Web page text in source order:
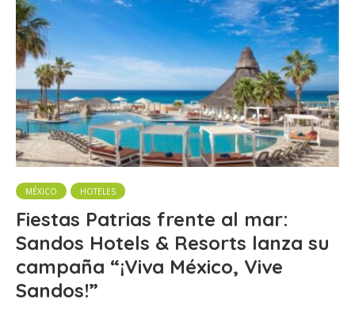
MÉXICO HOTELES
Fiestas Patrias frente al mar:
Sandos Hotels & Resorts lanza su
campaña “¡Viva México, Vive
Sandos!”